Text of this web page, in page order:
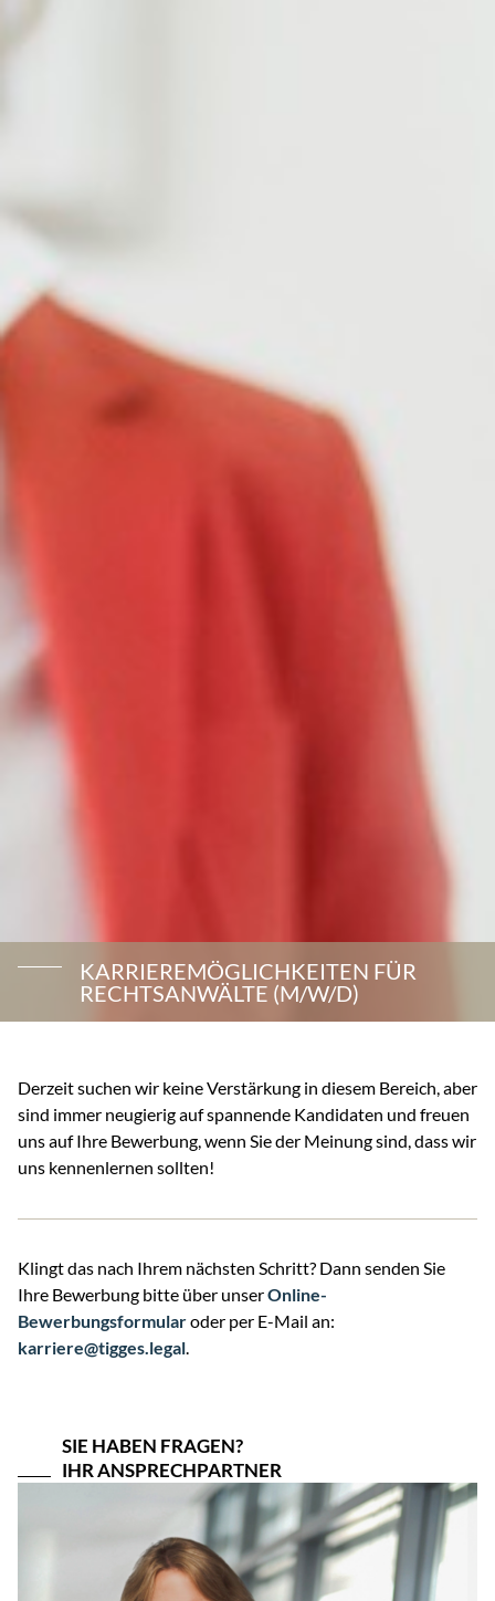
KARRIEREMÖGLICHKEITEN FÜR
RECHTSANWÄLTE (M/W/D)
Derzeit suchen wir keine Verstärkung in diesem Bereich, aber
sind immer neugierig auf spannende Kandidaten und freuen
uns auf Ihre Bewerbung, wenn Sie der Meinung sind, dass wir
uns kennenlernen sollten!
Klingt das nach Ihrem nächsten Schritt? Dann senden Sie
Ihre Bewerbung bitte über unserOnline-
Bewerbungsformularoder per E-Mail an:
karriere@tigges.legal.
SIE HABEN FRAGEN?
IHR ANSPRECHPARTNER